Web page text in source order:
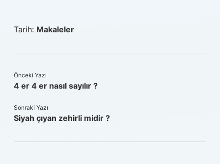
Tarih: Makaleler
Önceki Yazı
4 er 4 er nasıl sayılır ?
Sonraki Yazı
Siyah çıyan zehirli midir ?